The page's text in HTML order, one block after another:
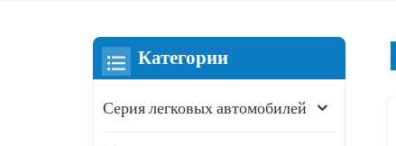
Категории
Серия легковых автомобилей